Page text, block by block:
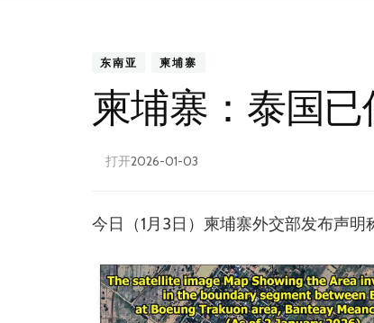
东南亚 柬埔寨
柬埔寨：泰国
打开2026-01-03
今日（1月3日）柬埔寨外交部发布声明